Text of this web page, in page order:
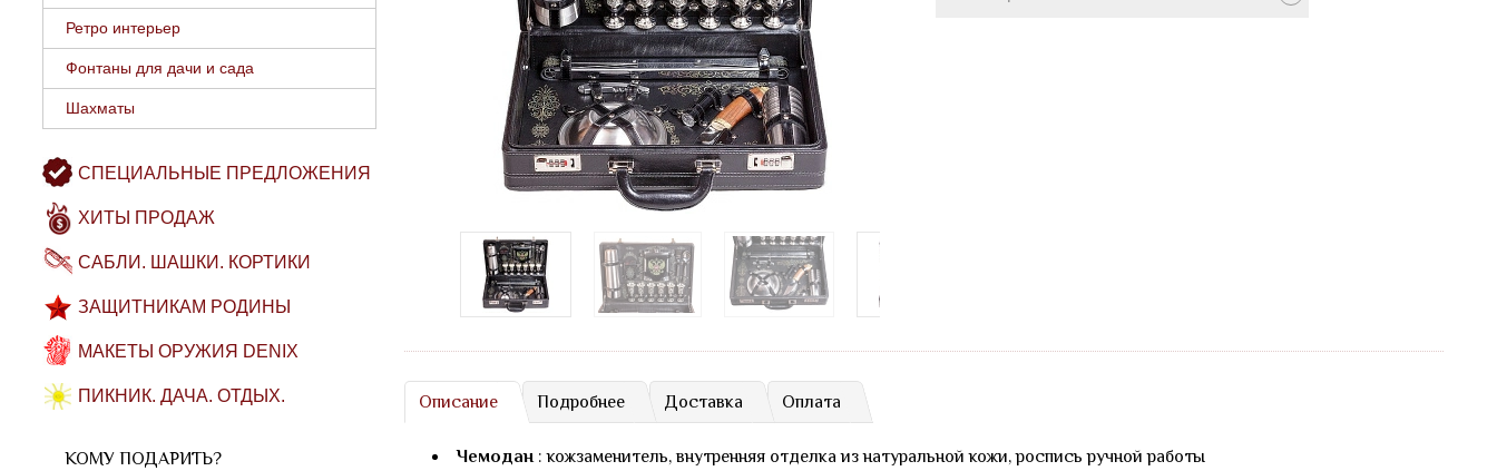
Ретро интерьер
Фонтаны для дачи и сада
Шахматы
СПЕЦИАЛЬНЫЕ ПРЕДЛОЖЕНИЯ
ХИТЫ ПРОДАЖ
САБЛИ. ШАШКИ. КОРТИКИ
ЗАЩИТНИКАМ РОДИНЫ
МАКЕТЫ ОРУЖИЯ DENIX
ПИКНИК. ДАЧА. ОТДЫХ.
КОМУ ПОДАРИТЬ?
Описание Подробнее Доставка Оплата
Чемодан: кожзаменитель, внутренняя отделка из натуральной кожи, роспись ручной работы